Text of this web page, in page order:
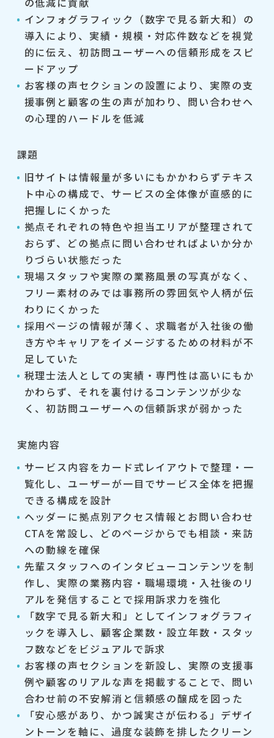
インフォグラフィック（数字で見る新大和）の
導入により、実績・規模・対応件数などを視覚
的に伝え、初訪問ユーザーへの信頼形成をスピ
ードアップ
お客様の声セクションの設置により、実際の支
援事例と顧客の生の声が加わり、問い合わせへ
の心理的ハードルを低減
課題
旧サイトは情報量が多いにもかかわらずテキス
ト中心の構成で、サービスの全体像が直感的に
把握しにくかった
拠点それぞれの特色や担当エリアが整理されて
おらず、どの拠点に問い合わせればよいか分か
りづらい状態だった
現場スタッフや実際の業務風景の写真がなく、
フリー素材のみでは事務所の雰囲気や人柄が伝
わりにくかった
採用ページの情報が薄く、求職者が入社後の働
き方やキャリアをイメージするための材料が不
足していた
税理士法人としての実績・専門性は高いにもか
かわらず、それを裏付けるコンテンツが少な
く、初訪問ユーザーへの信頼訴求が弱かった
実施内容
サービス内容をカード式レイアウトで整理・一
覧化し、ユーザーが一目でサービス全体を把握
できる構成を設計
ヘッダーに拠点別アクセス情報とお問い合わせ
CTAを常設し、どのページからでも相談・来訪
への動線を確保
先輩スタッフへのインタビューコンテンツを制
作し、実際の業務内容・職場環境・入社後のリ
アルを発信することで採用訴求力を強化
「数字で見る新大和」としてインフォグラフィ
ックを導入し、顧客企業数・設立年数・スタッ
フ数などをビジュアルで訴求
お客様の声セクションを新設し、実際の支援事
例や顧客のリアルな声を掲載することで、問い
合わせ前の不安解消と信頼感の醸成を図った
「安心感があり、かつ誠実さが伝わる」デザイ
ントーンを軸に、過度な装飾を排したクリーン